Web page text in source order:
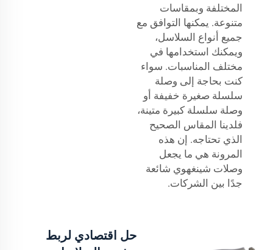
المختلفة وبمقاسات
متنوعة. يمكنها التوافق مع
جميع أنواع السلاسل،
ويمكنك استخدامها في
مختلف المناسبات. سواء
كنت بحاجة إلى وصلة
سلسلة صغيرة خفيفة أو
وصلة سلسلة كبيرة متينة،
فلدينا المقاس الصحيح
الذي تحتاجه. إن هذه
المرونة هي ما يجعل
وصلات شينغهوي شائعة
جدًا بين الشركات.
حل اقتصادي لربط